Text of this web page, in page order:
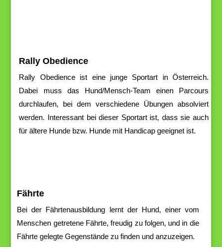
Rally Obedience
Rally Obedience ist eine junge Sportart in Österreich.
Dabei
muss das Hund/Mensch-Team einen
Parcours
durchlaufen,
bei dem verschiedene Übungen absolviert
werden. Interessant bei dieser Sportart ist, dass sie auch
fürältere Hunde bzw. Hunde mit Handicap geeignet ist.
Fährte
Bei der Fährtenausbildung lernt der Hund, einer vom
Menschen getretene Fährte, freudig zu folgen, und in die
Fährte gelegte Gegenstände zu finden und anzuzeigen.